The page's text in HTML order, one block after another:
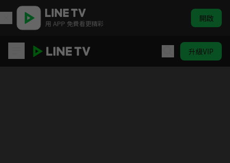
用 APP 免費看更精彩 開啟
升級VIP